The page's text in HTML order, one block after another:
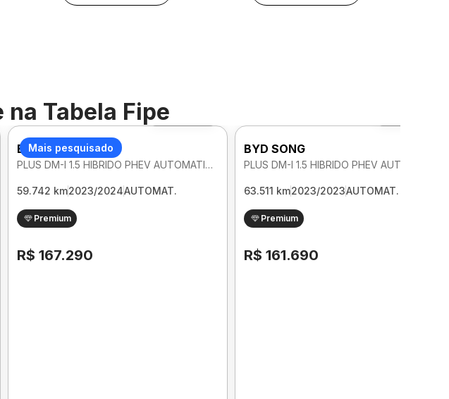
na Tabela Fipe
Mais pesquisado
Foto 360º
BYD SONG
PLUS DM-I 1.5 HIBRIDO PHEV AUTOMATICO
59.742 km2023/2024AUTOMAT.
Premium
R$ 167.290
BYD SONG
63.511 km2023/2023AUTOMAT.
Premium
R$ 161.690